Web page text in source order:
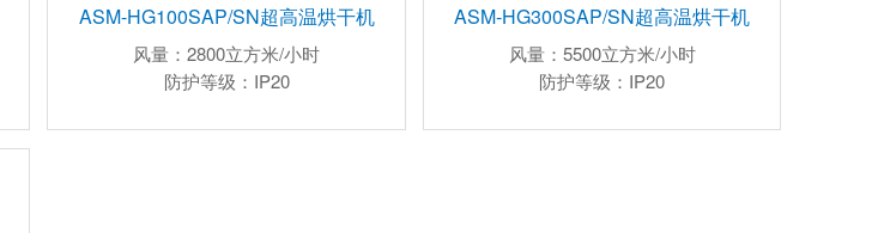
ASM-HG100SAP/SN超高温烘干机
风量：2800立方米/小时
防护等级：IP20
ASM-HG300SAP/SN超高温烘干机
风量：5500立方米/小时
防护等级：IP20